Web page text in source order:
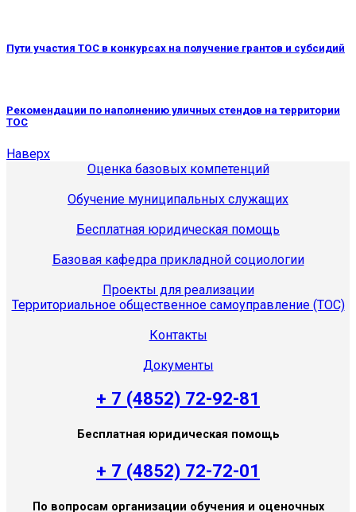
Пути участия ТОС в конкурсах на получение грантов и субсидий
Рекомендации по наполнению уличных стендов на территории
ТОС
Наверх
Оценка базовых компетенций
Обучение муниципальных служащих
Бесплатная юридическая помощь
Базовая кафедра прикладной социологии
Проекты для реализации
Территориальное общественное самоуправление (ТОС)
Контакты
Документы
+ 7 (4852) 72-92-81
Бесплатная юридическая помощь
+ 7 (4852) 72-72-01
По вопросам организации обучения и оценочных